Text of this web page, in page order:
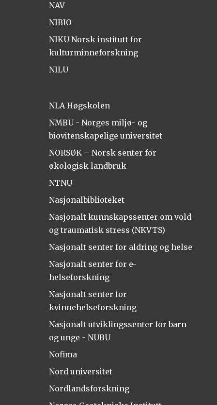
NAV
NIBIO
NIKU Norsk institutt for
kulturminneforskning
NILU
NLA Høgskolen
NMBU - Norges miljø- og
biovitenskapelige universitet
NORSØK – Norsk senter for
økologisk landbruk
NTNU
Nasjonalbiblioteket
Nasjonalt kunnskapssenter om vold
og traumatisk stress (NKVTS)
Nasjonalt senter for aldring og helse
Nasjonalt senter for e-
helseforskning
Nasjonalt senter for
kvinnehelseforskning
Nasjonalt utviklingssenter for barn
og unge - NUBU
Nofima
Nord universitet
Nordlandsforskning